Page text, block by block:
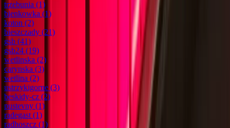
trzebunia (1)
bienkowka (1)
koton (2)
bieszczady (21)
gsb (41)
gsb24 (19)
wetlinska (2)
carynska (3)
wetlina (2)
ustrzykigorne (3)
beskidy-cz (2)
pustevny (1)
radegast (1)
radhoszcz (1)